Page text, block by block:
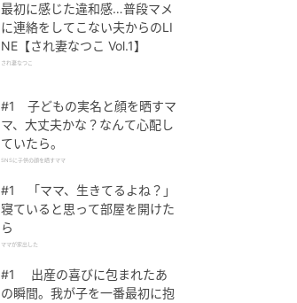
最初に感じた違和感…普段マメ
に連絡をしてこない夫からのLI
NE【され妻なつこ Vol.1】
され妻なつこ
#1 子どもの実名と顔を晒すマ
マ、大丈夫かな？なんて心配し
ていたら。
SNSに子供の顔を晒すママ
#1 「ママ、生きてるよね？」
寝ていると思って部屋を開けた
ら
ママが家出した
#1 出産の喜びに包まれたあ
の瞬間。我が子を一番最初に抱